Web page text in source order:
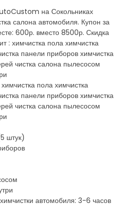
на Сокольниках
салона автомобиля. Купон за
600р. вместо 8500р. Скидка
: химчистка пола химчистка
панели приборов химчистка
чистка салона пылесосом
пола химчистка
панели приборов химчистка
чистка салона пылесосом
штук)
автомобиля: 3-6 часов